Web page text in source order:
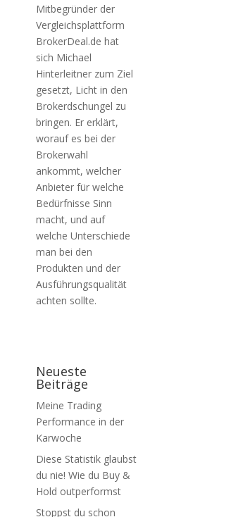
Mitbegründer der
Vergleichsplattform
BrokerDeal.de hat
sich Michael
Hinterleitner zum Ziel
gesetzt, Licht in den
Brokerdschungel zu
bringen. Er erklärt,
worauf es bei der
Brokerwahl
ankommt, welcher
Anbieter für welche
Bedürfnisse Sinn
macht, und auf
welche Unterschiede
man bei den
Produkten und der
Ausführungsqualität
achten sollte.
Neueste
Beiträge
Meine Trading
Performance in der
Karwoche
Diese Statistik glaubst
du nie! Wie du Buy &
Hold outperformst
Stoppst du schon